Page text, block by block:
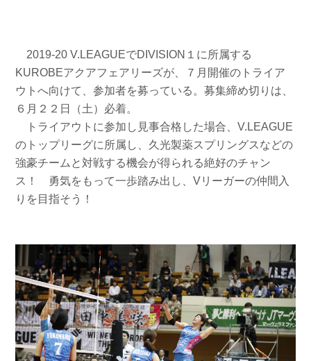
2019-20 V.LEAGUEでDIVISION１に所属する
KUROBEアクアフェアリーズが、７月開催のトライア
ウトへ向けて、参加者を募っている。募集締め切りは、
６月２２日（土）必着。
トライアウトに参加し見事合格した場合、V.LEAGUE
のトップリーグに所属し、久光製薬スプリングスなどの
強豪チームと対戦する機会が得られる絶好のチャン
ス！ 勇気をもって一歩踏み出し、Vリーガーの仲間入
りを目指そう！